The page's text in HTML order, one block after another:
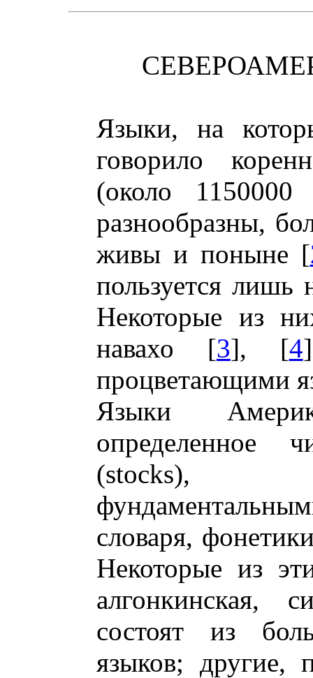
Языки, на
говорило
(около
разнообразны,
живы и поныне [
пользуется лишь
Некоторые из
навахо [3], [4
процветающими
Языки
определенное
(stocks),
словаря,
Некоторые из
алгонкинская,
состоят из
языков; другие,